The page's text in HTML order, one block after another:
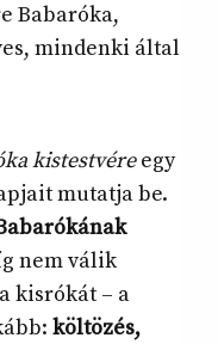
Babaróka,
mindenki által
kistestvéreegy
mutatja be.
nem válik
kisrókát – a
költözés,